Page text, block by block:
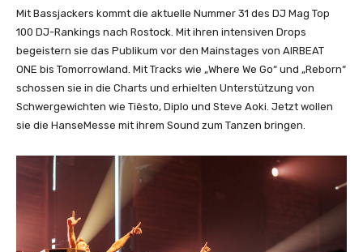
Mit Bassjackers kommt die aktuelle Nummer 31 des DJ Mag Top
100 DJ-Rankings nach Rostock. Mit ihren intensiven Drops
begeistern sie das Publikum vor den Mainstages von AIRBEAT
ONE bis Tomorrowland. Mit Tracks wie „Where We Go“ und „Reborn“
schossen sie in die Charts und erhielten Unterstützung von
Schwergewichten wie Tiësto, Diplo und Steve Aoki. Jetzt wollen
sie die HanseMesse mit ihrem Sound zum Tanzen bringen.